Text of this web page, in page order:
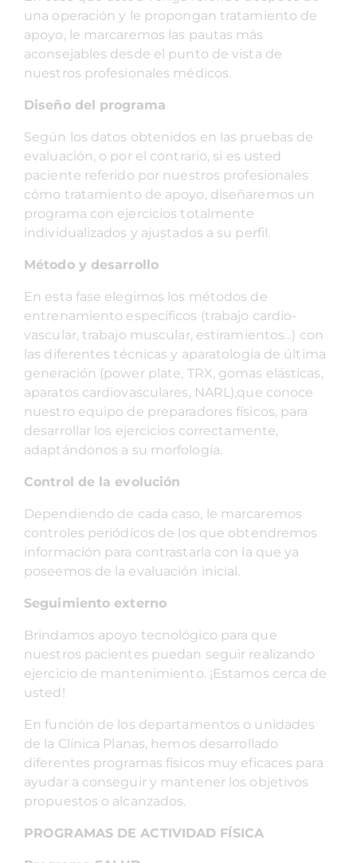
una operación y le propongan tratamiento de
apoyo, le marcaremos las pautas más
aconsejables desde el punto de vista de
nuestros profesionales médicos.
Diseño del programa
Según los datos obtenidos en las pruebas de
evaluación, o por el contrario, si es usted
paciente referido por nuestros profesionales
cómo tratamiento de apoyo, diseñaremos un
programa con ejercicios totalmente
individualizados y ajustados a su perfil.
Método y desarrollo
En esta fase elegimos los métodos de
entrenamiento específicos (trabajo cardio-
vascular, trabajo muscular, estiramientos...) con
las diferentes técnicas y aparatología de última
generación (power plate, TRX, gomas elásticas,
aparatos cardiovasculares, NARL),que conoce
nuestro equipo de preparadores físicos, para
desarrollar los ejercicios correctamente,
adaptándonos a su morfología.
Control de la evolución
Dependiendo de cada caso, le marcaremos
controles periódicos de los que obtendremos
información para contrastarla con la que ya
poseemos de la evaluación inicial.
Seguimiento externo
Brindamos apoyo tecnológico para que
nuestros pacientes puedan seguir realizando
ejercicio de mantenimiento. ¡Estamos cerca de
usted!
En función de los departamentos o unidades
de la Clínica Planas, hemos desarrollado
diferentes programas físicos muy eficaces para
ayudar a conseguir y mantener los objetivos
propuestos o alcanzados.
PROGRAMAS DE ACTIVIDAD FÍSICA